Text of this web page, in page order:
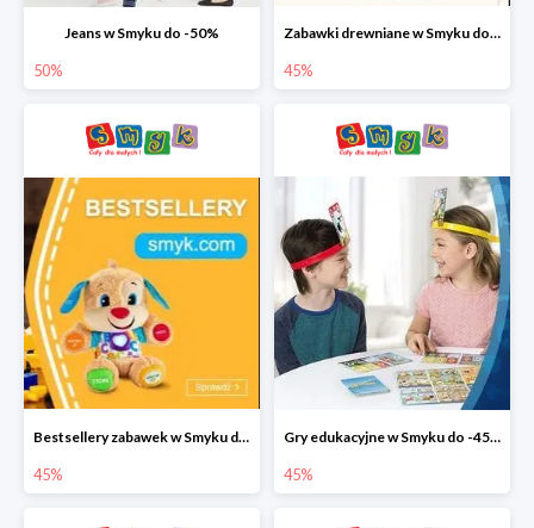
Jeans w Smyku do -50%
50%
Zabawki drewniane w Smyku do -45%
45%
Bestsellery zabawek w Smyku do -45%
45%
Gry edukacyjne w Smyku do -45%
45%